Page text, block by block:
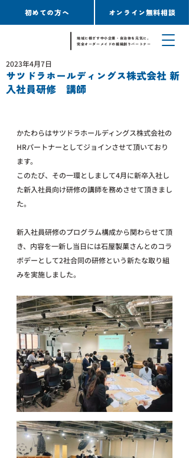
初めての方へ オンライン無料相談
地域に根ざす中小企業・自治体を元気に。
完全オーダーメイドの組織創りパートナー
サツドラホールディングス株式会社 新
入社員研修 講師
2023年4月7日
かたわらはサツドラホールディングス株式会社の
HRパートナーとしてジョインさせて頂いており
ます。
このたび、その一環としまして4月に新卒入社し
た新入社員向け研修の講師を務めさせて頂きまし
た。
新入社員研修のプログラム構成から関わらせて頂
き、内容を一新し当日には石屋製菓さんとのコラ
ボデーとして2社合同の研修という新たな取り組
みを実施しました。